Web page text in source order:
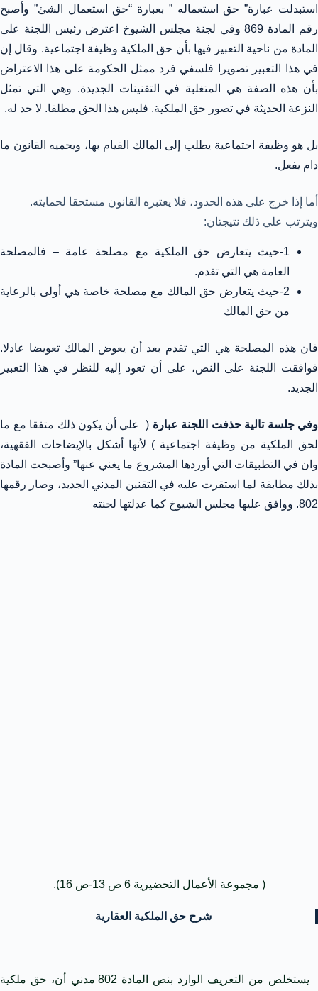
استبدلت عبارة” حق استعماله ” بعبارة “حق استعمال الشئ” وأصبح
رقم المادة 869 وفي لجنة مجلس الشيوخ اعترض رئيس اللجنة على
المادة من ناحية التعبير فيها بأن حق الملكية وظيفة اجتماعية. وقال إن
في هذا التعبير تصويرا فلسفي فرد ممثل الحكومة على هذا الاعتراض
بأن هذه الصفة هي المتغلبة في التفنينات الجديدة. وهي التي تمثل
النزعة الحديثة في تصور حق الملكية. فليس هذا الحق مطلقا. لا حد له.
بل هو وظيفة اجتماعية يطلب إلى المالك القيام بها، ويحميه القانون ما
دام يفعل.
أما إذا خرج على هذه الحدود، فلا يعتبره القانون مستحقا لحمايته.
ويترتب علي ذلك نتيجتان:
1-حيث يتعارض حق الملكية مع مصلحة عامة – فالمصلحة
العامة هي التي تقدم.
2-حيث يتعارض حق المالك مع مصلحة خاصة هي أولى بالرعاية
من حق المالك
فان هذه المصلحة هي التي تقدم بعد أن يعوض المالك تعويضا عادلا.
فوافقت اللجنة على النص، على أن تعود إليه للنظر في هذا التعبير
الجديد.
وفي جلسة تالية حذفت اللجنة عبارة ( علي أن يكون ذلك متفقا مع ما
لحق الملكية من وظيفة اجتماعية ) لأنها أشكل بالإيضاحات الفقهية،
وان في التطبيقات التي أوردها المشروع ما يغني عنها” وأصبحت المادة
بذلك مطابقة لما استقرت عليه في التقنين المدني الجديد، وصار رقمها
802. ووافق عليها مجلس الشيوخ كما عدلتها لجنته
( مجموعة الأعمال التحضيرية 6 ص 13-ص 16).
شرح حق الملكية العقارية
يستخلص من التعريف الوارد بنص المادة 802 مدني أن، حق ملكية